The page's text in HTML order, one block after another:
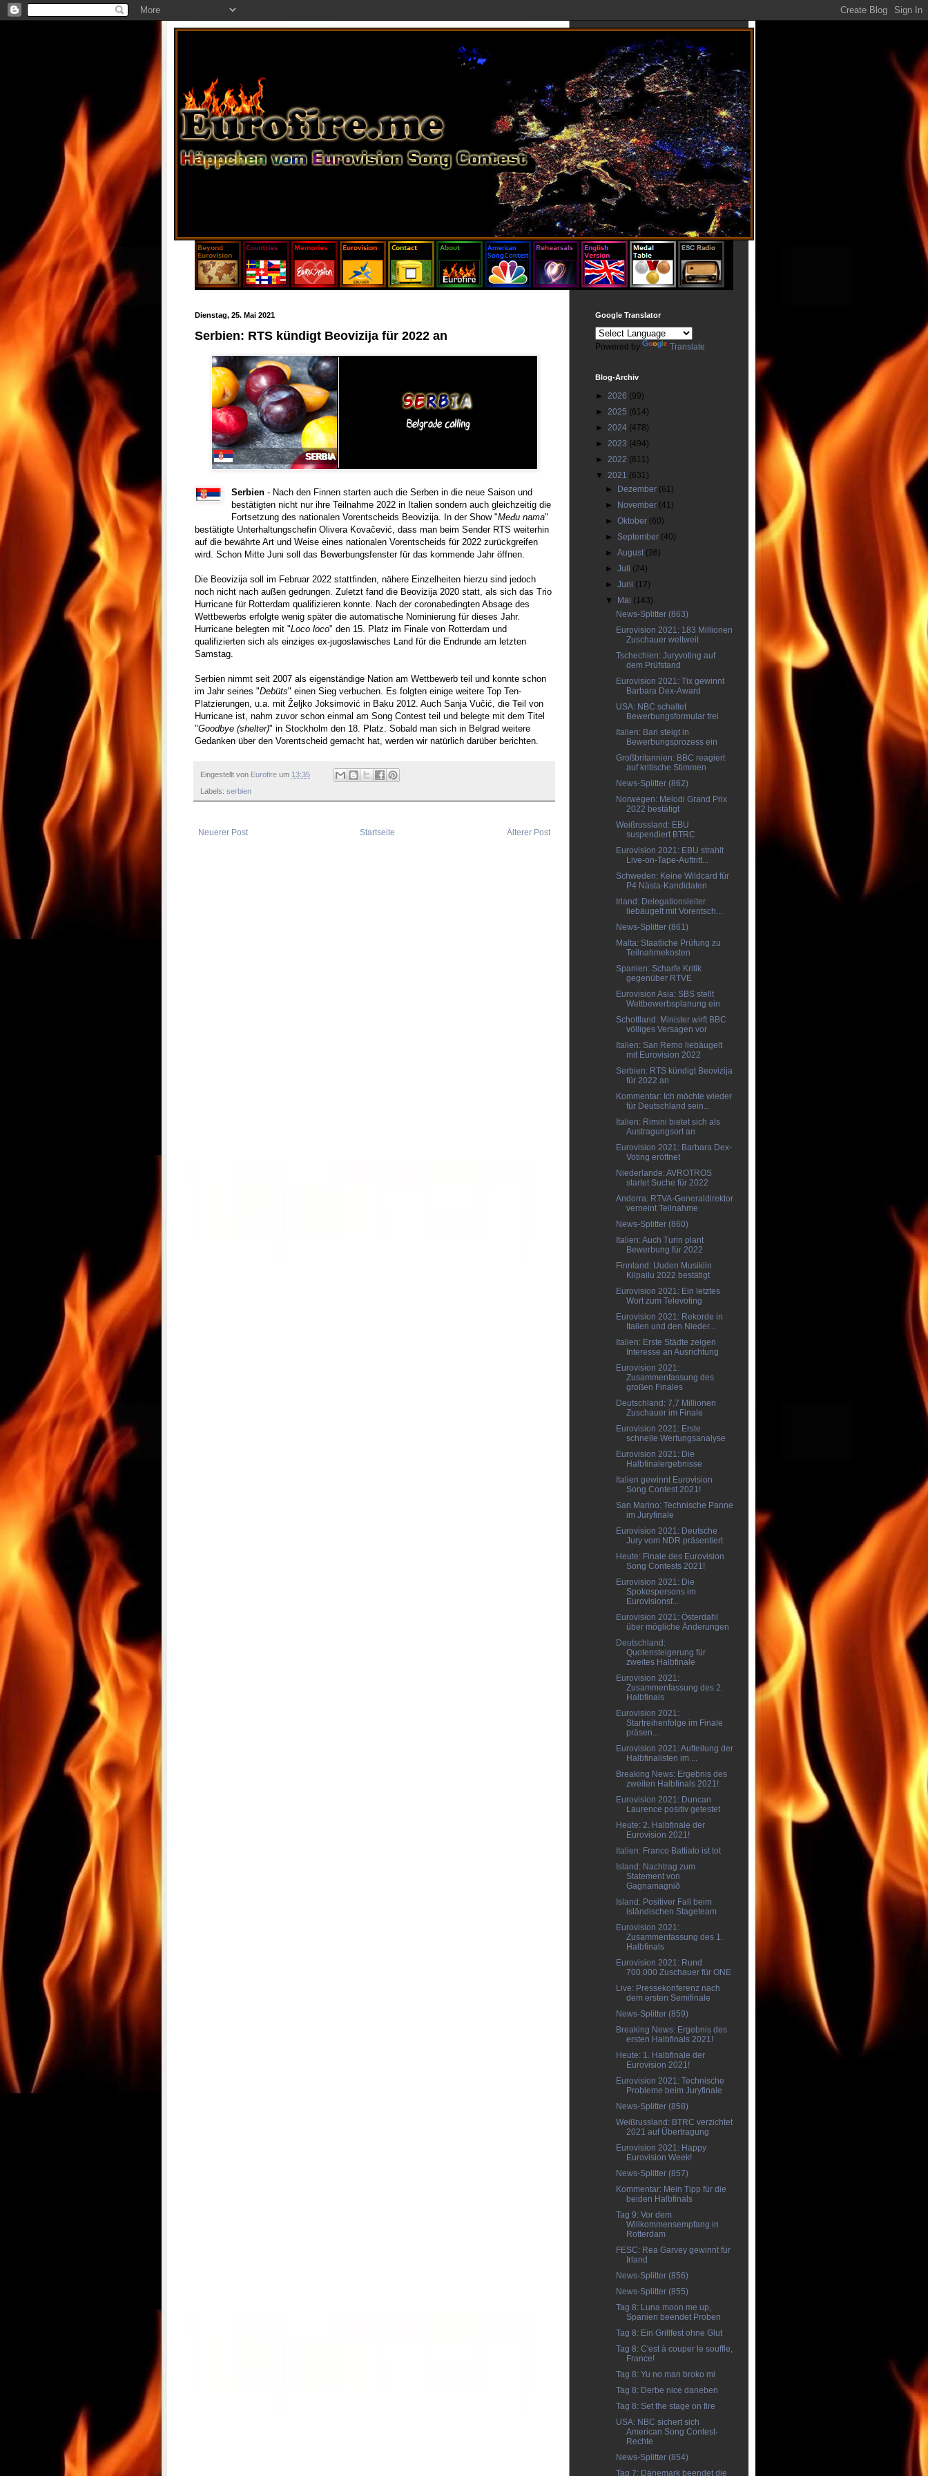
Dienstag, 25. Mai 2021
Serbien: RTS kündigt Beovizija für 2022 an
Serbien- Nach den Finnen starten auch die Serben in die neue Saison und
bestätigten nicht nur ihre Teilnahme 2022 in Italien sondern auch gleichzeitig die
Fortsetzung des nationalen Vorentscheids Beovizija. In der Show "Među nama"
bestätigte Unterhaltungschefin Olivera Kovačević, dass man beim Sender RTS weiterhin
auf die bewährte Art und Weise eines nationalen Vorentscheids für 2022 zurückgreifen
wird. Schon Mitte Juni soll das Bewerbungsfenster für das kommende Jahr öffnen.
Die Beovizija soll im Februar 2022 stattfinden, nähere Einzelheiten hierzu sind jedoch
noch nicht nach außen gedrungen. Zuletzt fand die Beovizija 2020 statt, als sich das Trio
Hurricane für Rotterdam qualifizieren konnte. Nach der coronabedingten Absage des
Wettbewerbs erfolgte wenig später die automatische Nominierung für dieses Jahr.
Hurricane belegten mit "Loco loco" den 15. Platz im Finale von Rotterdam und
qualifizierten sich als einziges ex-jugoslawisches Land für die Endrunde am letzten
Samstag.
Serbien nimmt seit 2007 als eigenständige Nation am Wettbewerb teil und konnte schon
im Jahr seines "Debüts" einen Sieg verbuchen. Es folgten einige weitere Top Ten-
Platzierungen, u.a. mit Željko Joksimović in Baku 2012. Auch Sanja Vučić, die Teil von
Hurricane ist, nahm zuvor schon einmal am Song Contest teil und belegte mit dem Titel
"Goodbye (shelter)" in Stockholm den 18. Platz. Sobald man sich in Belgrad weitere
Gedanken über den Vorentscheid gemacht hat, werden wir natürlich darüber berichten.
Eingestellt von Eurofire um 13:35
Labels: serbien
Neuerer Post Älterer Post
Startseite
Google Translator
Powered by Translate
Blog-Archiv
► 2026 (99)
► 2025 (614)
► 2024 (478)
► 2023 (494)
► 2022 (611)
▼ 2021 (631)
►
Dezember (61)
►
November (41)
►Oktober (60)
► September (40)
►August (36)
►Juli (24)
►Juni (17)
▼
Mai (143)
News-Splitter (863)
Eurovision 2021: 183 Millionen
Zuschauer weltweit
Tschechien: Juryvoting auf
dem Prüfstand
Eurovision 2021: Tix gewinnt
Barbara Dex-Award
USA: NBC schaltet
Bewerbungsformular frei
Italien: Bari steigt in
Bewerbungsprozess ein
Großbritannien: BBC reagiert
auf kritische Stimmen
News-Splitter (862)
Norwegen: Melodi Grand Prix
2022 bestätigt
Weißrussland: EBU
suspendiert BTRC
Eurovision 2021: EBU strahlt
Live-on-Tape-Auftritt...
Schweden: Keine Wildcard für
P4 Nästa-Kandidaten
Irland: Delegationsleiter
liebäugelt mit Vorentsch...
News-Splitter (861)
Malta: Staatliche Prüfung zu
Teilnahmekosten
Spanien: Scharfe Kritik
gegenüber RTVE
Eurovision Asia: SBS stellt
Wettbewerbsplanung ein
Schottland: Minister wirft BBC
völliges Versagen vor
Italien: San Remo liebäugelt
mit Eurovision 2022
Serbien: RTS kündigt Beovizija
für 2022 an
Kommentar: Ich möchte wieder
für Deutschland sein...
Italien: Rimini bietet sich als
Austragungsort an
Eurovision 2021: Barbara Dex-
Voting eröffnet
Niederlande: AVROTROS
startet Suche für 2022
Andorra: RTVA-Generaldirektor
verneint Teilnahme
News-Splitter (860)
Italien: Auch Turin plant
Bewerbung für 2022
Finnland: Uuden Musikiin
Kilpailu 2022 bestätigt
Eurovision 2021: Ein letztes
Wort zum Televoting
Eurovision 2021: Rekorde in
Italien und den Nieder...
Italien: Erste Städte zeigen
Interesse an Ausrichtung
Eurovision 2021:
Zusammenfassung des
großen Finales
Deutschland: 7,7 Millionen
Zuschauer im Finale
Eurovision 2021: Erste
schnelle Wertungsanalyse
Eurovision 2021: Die
Halbfinalergebnisse
Italien gewinnt Eurovision
Song Contest 2021!
San Marino: Technische Panne
im Juryfinale
Eurovision 2021: Deutsche
Jury vom NDR präsentiert
Heute: Finale des Eurovision
Song Contests 2021!
Eurovision 2021: Die
Spokespersons im
Eurovisionsf...
Eurovision 2021: Österdahl
über mögliche Änderungen
Deutschland:
Quotensteigerung für
zweites Halbfinale
Eurovision 2021:
Zusammenfassung des 2.
Halbfinals
Eurovision 2021:
Startreihenfolge im Finale
präsen...
Eurovision 2021: Aufteilung der
Halbfinalisten im ...
Breaking News: Ergebnis des
zweiten Halbfinals 2021!
Eurovision 2021: Duncan
Laurence positiv getestet
Heute: 2. Halbfinale der
Eurovision 2021!
Italien: Franco Battiato ist tot
Island: Nachtrag zum
Statement von
Gagnamagnið
Island: Positiver Fall beim
isländischen Stageteam
Eurovision 2021:
Zusammenfassung des 1.
Halbfinals
Eurovision 2021: Rund
700.000 Zuschauer für ONE
Live: Pressekonferenz nach
dem ersten Semifinale
News-Splitter (859)
Breaking News: Ergebnis des
ersten Halbfinals 2021!
Heute: 1. Halbfinale der
Eurovision 2021!
Eurovision 2021: Technische
Probleme beim Juryfinale
News-Splitter (858)
Weißrussland: BTRC verzichtet
2021 auf Übertragung
Eurovision 2021: Happy
Eurovision Week!
News-Splitter (857)
Kommentar: Mein Tipp für die
beiden Halbfinals
Tag 9: Vor dem
Willkommensempfang in
Rotterdam
FESC: Rea Garvey gewinnt für
Irland
News-Splitter (856)
News-Splitter (855)
Tag 8: Luna moon me up,
Spanien beendet Proben
Tag 8: Ein Grillfest ohne Glut
Tag 8: C'est à couper le souffle,
France!
Tag 8: Yu no man broko mi
Tag 8: Derbe nice daneben
Tag 8: Set the stage on fire
USA: NBC sichert sich
American Song Contest-
Rechte
News-Splitter (854)
Tag 7: Dänemark beendet die